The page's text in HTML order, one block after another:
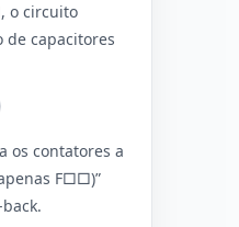
o circuito
de capacitores
os contatores a
F□□)”